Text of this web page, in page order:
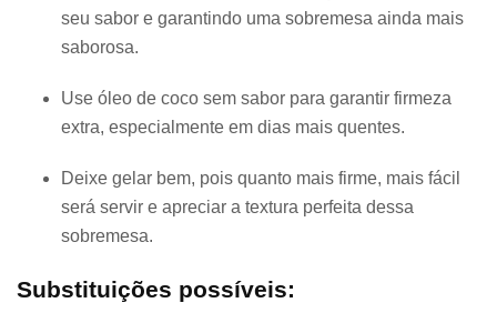
seu sabor e garantindo uma sobremesa ainda mais
saborosa.
Use óleo de coco sem sabor para garantir firmeza
extra, especialmente em dias mais quentes.
Deixe gelar bem, pois quanto mais firme, mais fácil
será servir e apreciar a textura perfeita dessa
sobremesa.
Substituições possíveis: